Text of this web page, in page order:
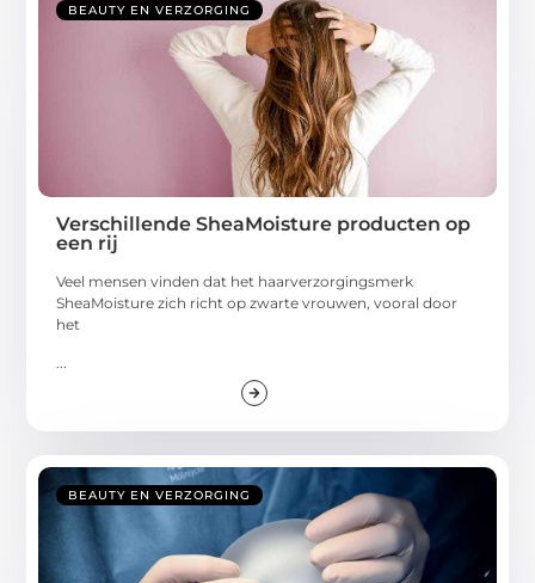
BEAUTY EN VERZORGING
Verschillende SheaMoisture producten op
een rij
Veel mensen vinden dat het haarverzorgingsmerk
SheaMoisture zich richt op zwarte vrouwen, vooral door
het
...
BEAUTY EN VERZORGING